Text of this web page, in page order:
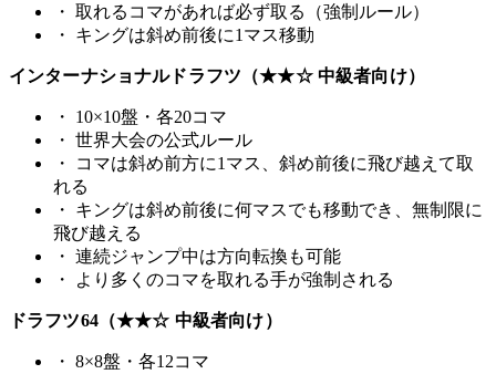
・ 取れるコマがあれば必ず取る（強制ルール）
・
キングは斜め前後に1マス移動
インターナショナルドラフツ（★★☆ 中級者向け）
・
10×10盤・各20コマ
・ 世界大会の公式ルール
・
コマは斜め前方に1マス、斜め前後に飛び越えて取
れる
・
キングは斜め前後に何マスでも移動でき、無制限に
飛び越える
・ 連続ジャンプ中は方向転換も可能
・
より多くのコマを取れる手が強制される
ドラフツ64（★★☆ 中級者向け）
・ 8×8盤・各12コマ